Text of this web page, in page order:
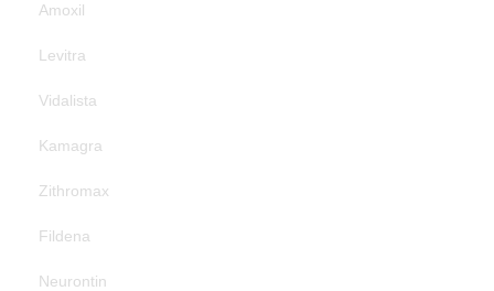
Amoxil
Levitra
Vidalista
Kamagra
Zithromax
Fildena
Neurontin